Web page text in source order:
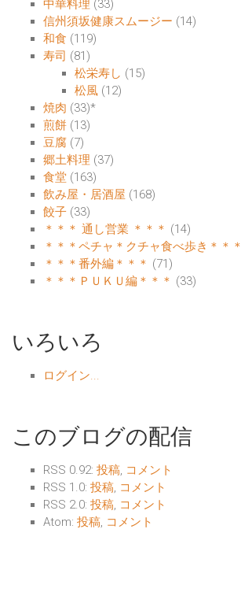
中華料理 (33)
信州須坂健康スムージー (14)
和食 (119)
寿司 (81)
松栄寿し (15)
松風 (12)
焼肉 (33)*
煎餅 (13)
豆腐 (7)
郷土料理 (37)
食堂 (163)
飲み屋・居酒屋 (168)
餃子 (33)
＊＊＊ 通し営業 ＊＊＊ (14)
＊＊＊ペチャ＊クチャ食べ歩き＊＊＊
＊＊＊番外編＊＊＊ (71)
＊＊＊ＰＵＫＵ編＊＊＊ (33)
いろいろ
ログイン...
このブログの配信
RSS 0.92: 投稿, コメント
RSS 1.0: 投稿, コメント
RSS 2.0: 投稿, コメント
Atom: 投稿, コメント